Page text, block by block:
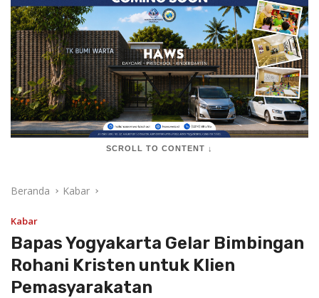
SCROLL TO CONTENT ↓
Beranda Kabar
Kabar
Bapas Yogyakarta Gelar Bimbingan
Rohani Kristen untuk Klien
Pemasyarakatan